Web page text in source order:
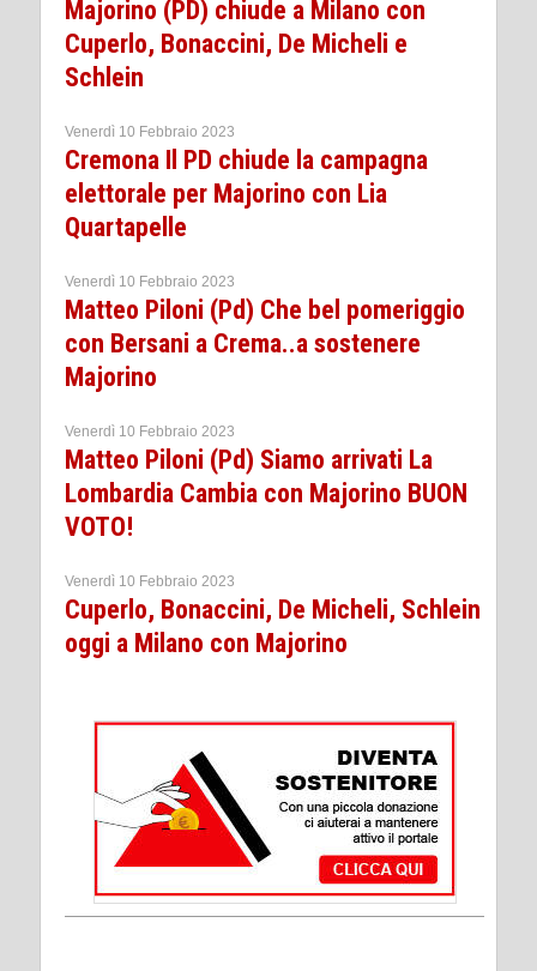
Majorino (PD) chiude a Milano con
Cuperlo, Bonaccini, De Micheli e
Schlein
Venerdì 10 Febbraio 2023
Cremona Il PD chiude la campagna
elettorale per Majorino con Lia
Quartapelle
Venerdì 10 Febbraio 2023
Matteo Piloni (Pd) Che bel pomeriggio
con Bersani a Crema..a sostenere
Majorino
Venerdì 10 Febbraio 2023
Matteo Piloni (Pd) Siamo arrivati La
Lombardia Cambia con Majorino BUON
VOTO!
Venerdì 10 Febbraio 2023
Cuperlo, Bonaccini, De Micheli, Schlein
oggi a Milano con Majorino